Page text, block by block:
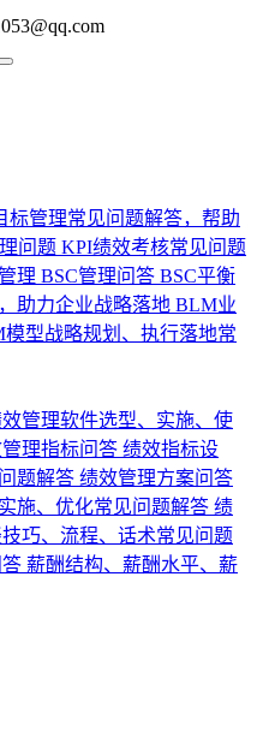
标管理常见问题解答，帮助
问题 KPI绩效考核常见问题
理 BSC管理问答 BSC平衡
助力企业战略落地 BLM业
型战略规划、执行落地常
管理软件选型、实施、使
理指标问答 绩效指标设
题解答 绩效管理方案问答
施、优化常见问题解答 绩
巧、流程、话术常见问题
薪酬结构、薪酬水平、薪